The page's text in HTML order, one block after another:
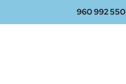
960 992 550